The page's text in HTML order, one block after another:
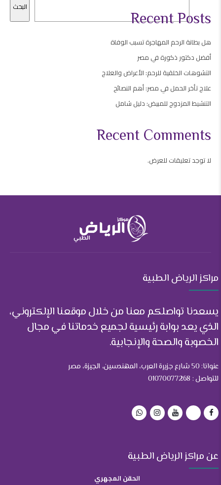
البحث
Recent Posts
هل بطانة الرحم المهاجرة تسبب الوفاة
أفضل دكتور ذكورة في مصر
التشوهات الخلقية للرحم: الأعراض والعلاج
علاج تأخر الحمل في مصر: أهم النصائح
التنشيط المزدوج للمبيض: دليل شامل
Recent Comments
لا توجد تعليقات للعرض.
مراكز الرياض الطبية
يسعدنا تواصلكم معنا من خلال موقعنا الإلكتروني،
الذي يعد بوابة رئيسية لجميع خدماتنا في مجال
الخصوبة والصحة والإنجابية.
عنوانا: 50 شارع جزيرة العرب، المهندسين، الجيزة، مصر
للتواصل : 01070077268
عن مراكز الرياض الطبية
الحقن المجهري